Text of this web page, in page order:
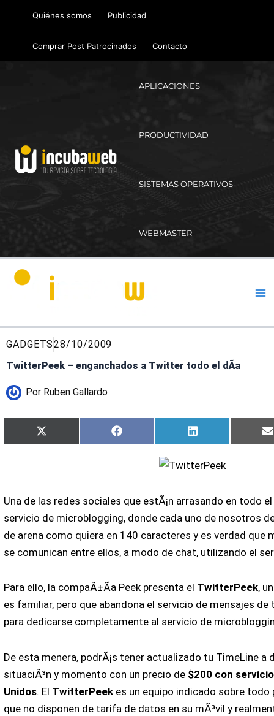
Quiénes somos Publicidad
Comprar Post Patrocinados Contacto
APLICACIONES
PRODUCTIVIDAD
SISTEMAS OPERATIVOS
WEBMASTER
GADGETS28/10/2009
TwitterPeek – enganchados a Twitter todo el dÃ­a
Por Ruben Gallardo
Compartir
en
X
(Twitter)
Compartir
en
Facebook
Compartir
en
LinkedIn
Una de las redes sociales que estÃ¡n arrasando en todo
servicio de microblogging, donde cada uno de nosotros
de arena como quiera en 140 caracteres y es verdad que
se comunican entre ellos, a modo de chat, utilizando el
Para ello, la compaÃ±Ã­a Peek presenta el TwitterPeek,
es familiar, pero que abandona el servicio de mensajes de
para dedicarse completamente al servicio de
De esta menera, podrÃ¡s tener actualizado tu TimeLine a
situaciÃ³n y momento con un precio de $200 con
Unidos. El TwitterPeek es un equipo indicado sobre
que no disponen de tarifa de datos en su mÃ³vil y